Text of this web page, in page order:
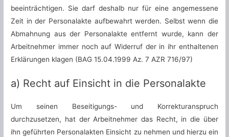
beeinträchtigen. Sie darf deshalb nur für eine angemessene
Zeit in der Personalakte aufbewahrt werden. Selbst wenn die
Abmahnung aus der Personalakte entfernt wurde, kann der
Arbeitnehmer immer noch auf Widerruf der in ihr enthaltenen
Erklärungen klagen (BAG 15.04.1999 Az. 7 AZR 716/97)
a) Recht auf Einsicht in die Personalakte
Um seinen Beseitigungs- und Korrekturanspruch
durchzusetzen, hat der Arbeitnehmer das Recht, in die über
ihn geführten Personalakten Einsicht zu nehmen und hierzu ein